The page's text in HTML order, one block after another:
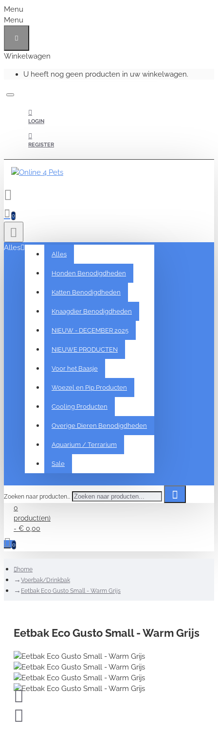
Menu
Menu
Winkelwagen
U heeft nog geen producten in uw winkelwagen.
LOGIN
REGISTER
0
Alles
Alles
Honden Benodigdheden
Katten Benodigdheden
Knaagdier Benodigdheden
NIEUW - DECEMBER 2025
NIEUWE PRODUCTEN
Voor het Baasje
Woezel en Pip Producten
Cooling Producten
Overige Dieren Benodigdheden
Aquarium / Terrarium
Sale
Zoeken naar producten...
0
product(en)
- € 0,00
0
home
Voerbak/Drinkbak
Eetbak Eco Gusto Small - Warm Grijs
Eetbak Eco Gusto Small - Warm Grijs